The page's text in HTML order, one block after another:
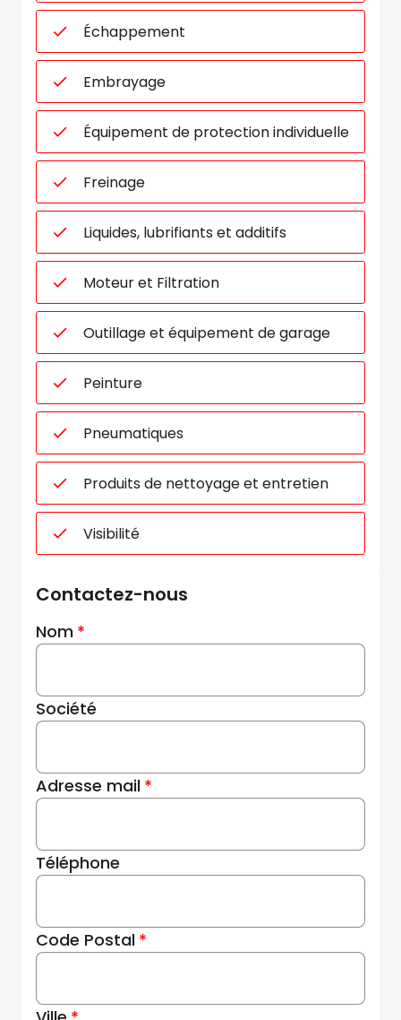
Échappement
Embrayage
Équipement de protection individuelle
Freinage
Liquides, lubrifiants et additifs
Moteur et Filtration
Outillage et équipement de garage
Peinture
Pneumatiques
Produits de nettoyage et entretien
Visibilité
Contactez-nous
Nom
Société
Adresse mail
Téléphone
Code Postal